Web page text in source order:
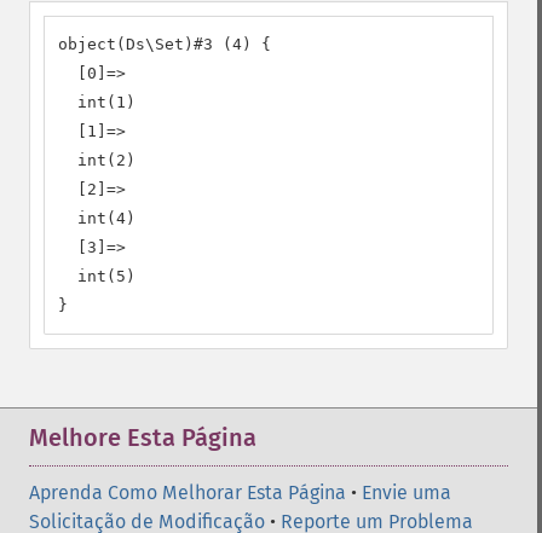
object(Ds\Set)#3 (4) {
  [0]=>
  int(1)
  [1]=>
  int(2)
  [2]=>
  int(4)
  [3]=>
  int(5)
}
Melhore Esta Página
Aprenda Como Melhorar Esta Página • Envie uma
Solicitação de Modificação • Reporte um Problema